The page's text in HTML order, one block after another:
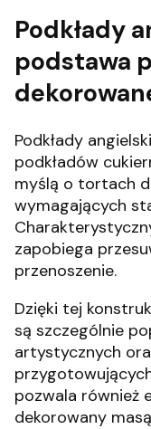
Podkłady
podstawa
Podkłady
podkładów
myślą o tortach
wymagających
zapobiega
przenoszenie.
Dzięki tej
są szczególnie
artystycznych
pozwala również
dekorowany